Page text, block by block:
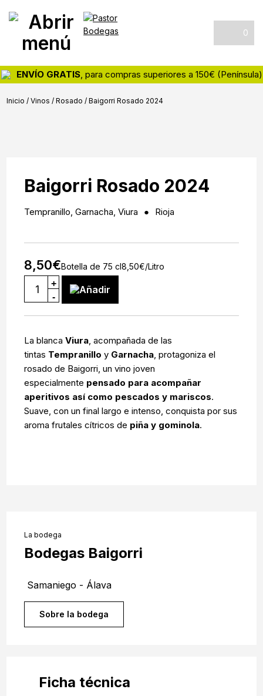
navigation
content
Pastor
Bodegas
Tienda
online
y
destilados
0
ENVÍO GRATIS, para compras superiores a 150€ (Península)
Inicio / Vinos /Rosado /Baigorri Rosado 2024
Baigorri Rosado 2024
Tempranillo, Garnacha, Viura Rioja
8,50€Botella de 75 cl8,50€/Litro
+
-
Añadir
La blancaViura, acompañada de las
tintas Tempranilloy Garnacha, protagoniza el
rosado de Baigorri, un vino joven
especialmente pensado para acompañar
aperitivos así como pescados y mariscos.
Suave, con un final largo e intenso, conquista por sus
aroma frutales cítricos de piña y gominola.
La bodega
Bodegas Baigorri
Samaniego - Álava
Sobre la bodega
Ficha técnica